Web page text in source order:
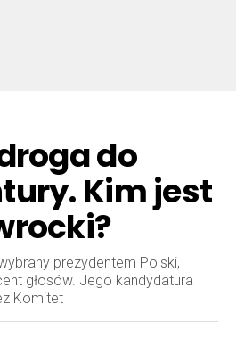
do
Kim jest
prezydentem Polski,
głosów. Jego kandydatura
Komitet